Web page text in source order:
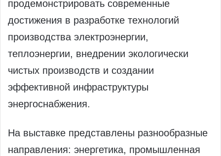
продемонстрировать современные
достижения в разработке технологий
производства электроэнергии,
теплоэнергии, внедрении экологически
чистых производств и создании
эффективной инфраструктуры
энергоснабжения.
На выставке представлены разнообразные
направления: энергетика, промышленная